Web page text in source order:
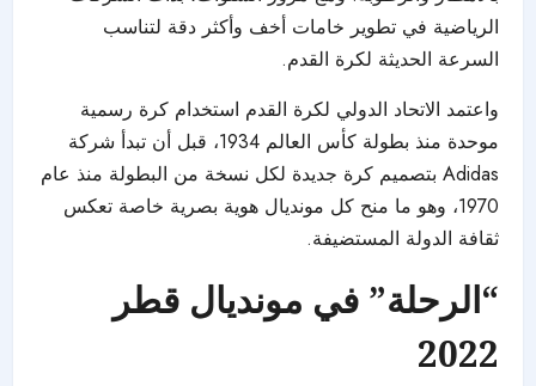
الرياضية في تطوير خامات أخف وأكثر دقة لتناسب
السرعة الحديثة لكرة القدم.
واعتمد الاتحاد الدولي لكرة القدم استخدام كرة رسمية
موحدة منذ بطولة كأس العالم 1934، قبل أن تبدأ شركة
Adidas بتصميم كرة جديدة لكل نسخة من البطولة منذ عام
1970، وهو ما منح كل مونديال هوية بصرية خاصة تعكس
ثقافة الدولة المستضيفة.
“الرحلة” في مونديال قطر
2022